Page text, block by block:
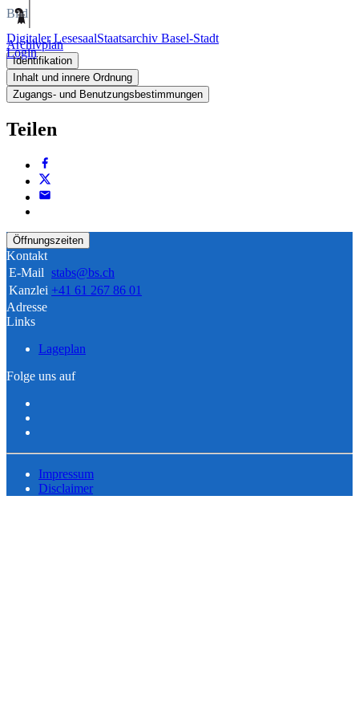
Digitaler LesesaalStaatsarchiv Basel-Stadt
Login
Bild
Archivplan
Identifikation
Inhalt und innere Ordnung
Zugangs- und Benutzungsbestimmungen
Teilen
Öffnungszeiten
Kontakt
E-Mail stabs@bs.ch
Kanzlei +41 61 267 86 01
Adresse
Links
Lageplan
Folge uns auf
Impressum
Disclaimer